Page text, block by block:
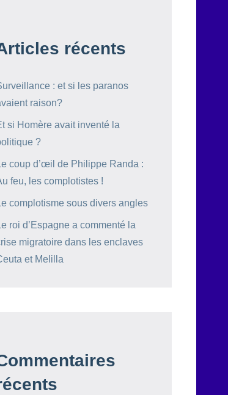
récents
: et si les paranos
raison?
si Homère avait inventé la
?
coup d’œil de Philippe Randa :
feu, les complotistes !
complotisme sous divers angles
roi d’Espagne a commenté la
migratoire dans les enclaves
et Melilla